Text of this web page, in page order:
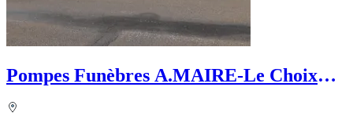
Pompes Funèbres A.MAIRE-Le Choix